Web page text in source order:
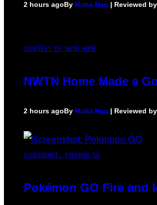
2 hours agoBy Maha Haq | Reviewed by
COURTESY OF NWTN HOME
NWTN Home Made a
2 hours agoBy Maha Haq | Reviewed by
SCREENSHOT: POKEMON GO
Pokémon GO Fire and